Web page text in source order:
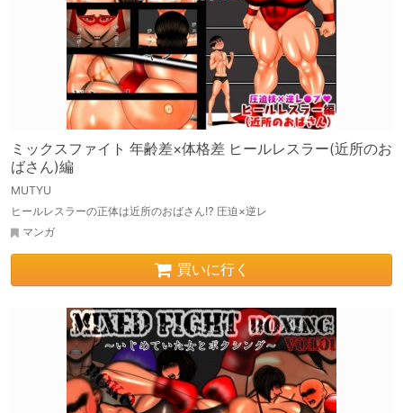
ミックスファイト 年齢差×体格差 ヒールレスラー(近所のお
ばさん)編
MUTYU
ヒールレスラーの正体は近所のおばさん⁉ 圧迫×逆レ
マンガ
買いに行く